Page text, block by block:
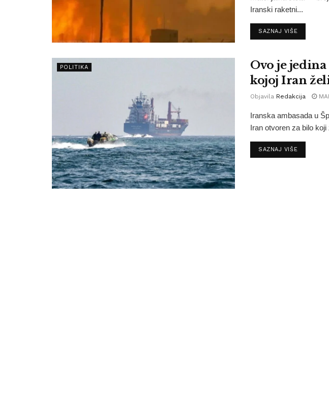
Iranski raketni...
SAZNAJ VIŠE
POLITIKA
Ovo je
kojoj Iran
Objavila Redakcija
Iranska ambasada u
Iran otvoren za bilo
SAZNAJ VIŠE